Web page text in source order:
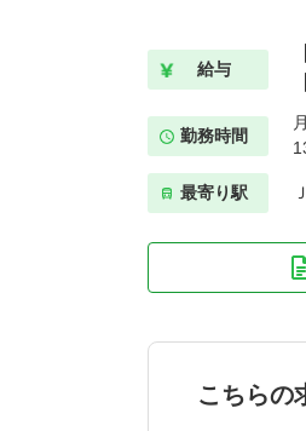
給与
勤務時間
最寄り駅
こちらの